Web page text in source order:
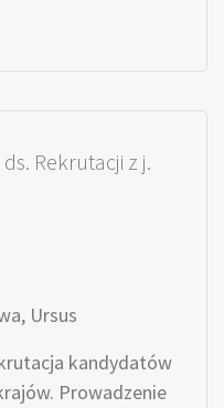
Rekrutacji z j.
Ursus
kandydatów
Prowadzenie